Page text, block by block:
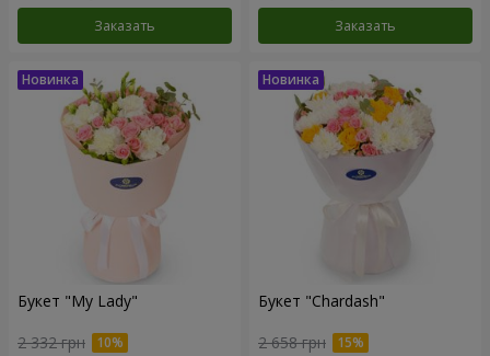
Заказать Заказать
Букет "My Lady"
2 332 грн
Букет "Chardash"
2 658 грн